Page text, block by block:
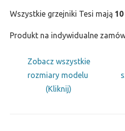
Wszystkie grzejniki Tesi mają
Produkt na indywidualne
Zobacz wszystkie
rozmiary modelu
(Kliknij)